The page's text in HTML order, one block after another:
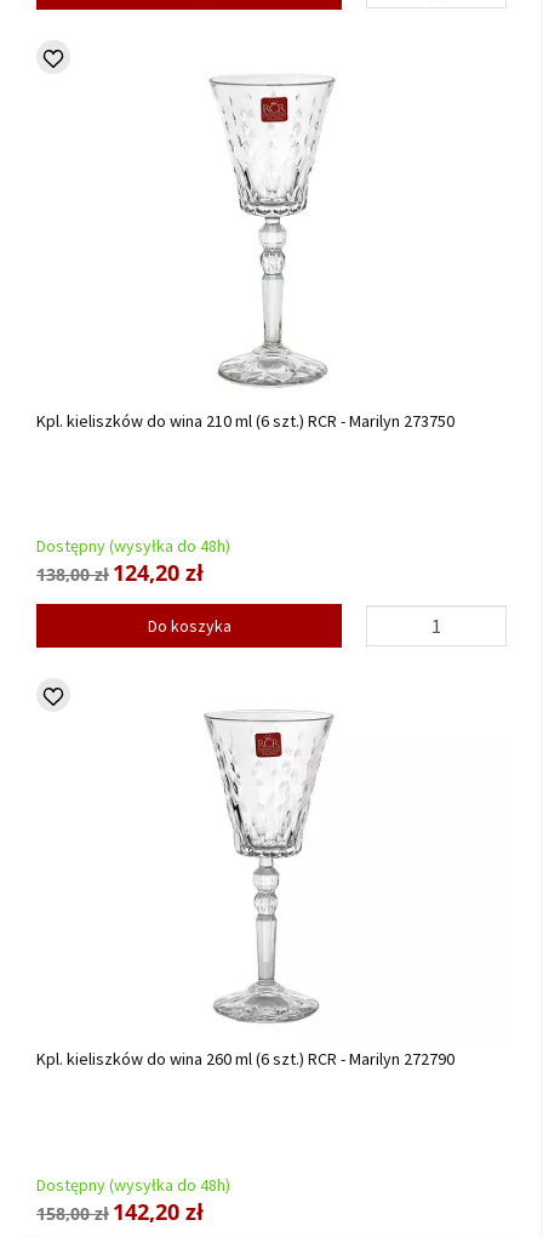
Kpl. kieliszków do wina 210 ml (6 szt.) RCR - Marilyn 273750
Dostępny (wysyłka do 48h)
138,00 zł 124,20 zł
Do koszyka
Kpl. kieliszków do wina 260 ml (6 szt.) RCR - Marilyn 272790
Dostępny (wysyłka do 48h)
158,00 zł 142,20 zł